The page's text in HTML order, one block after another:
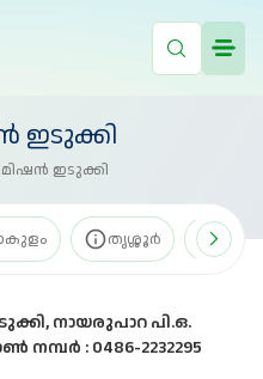
ഇടുക്കി
മിഷൻ ഇടുക്കി
തൃശ്ശൂർ
നായരുപാറ പി.ഒ.
നമ്പർ : 0486-2232295